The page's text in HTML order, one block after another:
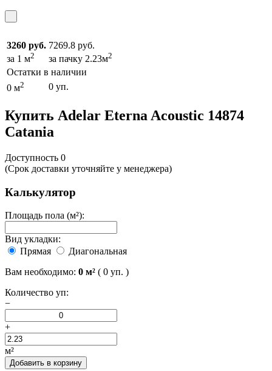
3260 руб.
за 1 м2
7269.8 руб.
за пачку 2.23м2
Остатки в наличии
0 м2 0 уп.
Купить Adelar Eterna Acoustic 14874
Catania
Доcтупность 0
(Срок доставки уточняйте у менеджера)
Калькулятор
Площадь пола (м²):
Вид укладки:
Прямая
Диагональная
Вам необходимо: 0 м² ( 0 уп. )
Количество уп:
−
+
м²
Добавить в корзину